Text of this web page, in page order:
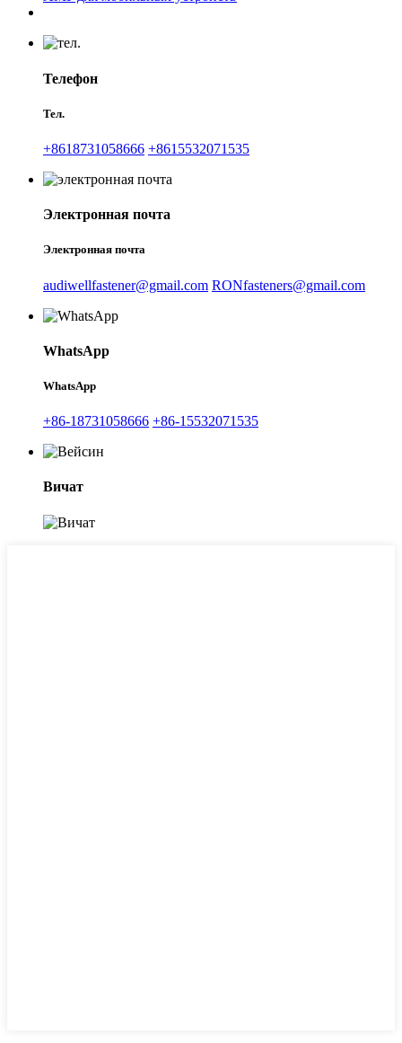
Телефон
Тел.
+8618731058666 +8615532071535
Электронная почта
Электронная почта
audiwellfastener@gmail.com RONfasteners@gmail.com
WhatsApp
WhatsApp
+86-18731058666 +86-15532071535
Вичат